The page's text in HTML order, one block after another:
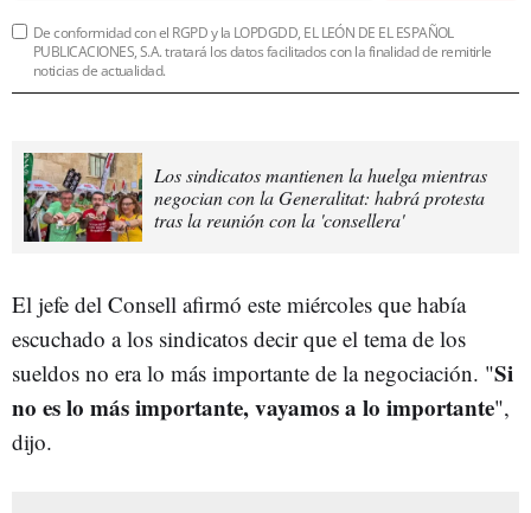
De conformidad con el RGPD y la LOPDGDD, EL LEÓN DE EL ESPAÑOL
PUBLICACIONES, S.A. tratará los datos facilitados con la finalidad de remitirle
noticias de actualidad.
Los sindicatos mantienen la huelga mientras
negocian con la Generalitat: habrá protesta
tras la reunión con la 'consellera'
El jefe del Consell afirmó este miércoles que había
escuchado a los sindicatos decir que el tema de los
sueldos no era lo más importante de la negociación. "Si
no es lo más importante, vayamos a lo importante",
dijo.